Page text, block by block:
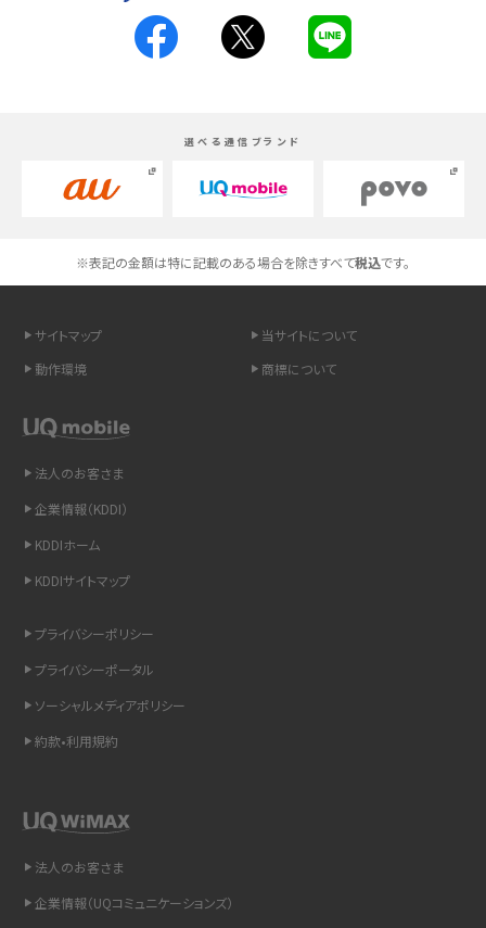
スマホが高い理由は？購入費用を抑える方法や端末を選ぶ時の注意点を解説！
高校生にスマホ制限は必要？所持率やメリット・デメリットを詳しく紹介
スマホのネット通信速度が遅い原因は？すぐできる対処法や見直すポイントを解
iCloudの使用容量を減らす9つの方法！使用状況の確認手順も紹介
インスタのDMの送り方は？便利機能の使い方や注意点をわかりやすく解説
「iPhoneを探す」の使い方と設定方法を紹介！ブラウザやアプリから探す方法を
詳しく解説
Wi-Fiを快適に使うための速度はどれくらい？用途別の目安・回線ごとの平均を
選べる通信ブランド
※表記の金額は特に記載のある場合を除きすべて税込です。
サイトマップ
当サイトについて
動作環境
商標について
法人のお客さま
企業情報（KDDI）
KDDIホーム
KDDIサイトマップ
プライバシーポリシー
プライバシーポータル
ソーシャルメディアポリシー
約款•利用規約
法人のお客さま
企業情報（UQコミュニケーションズ）